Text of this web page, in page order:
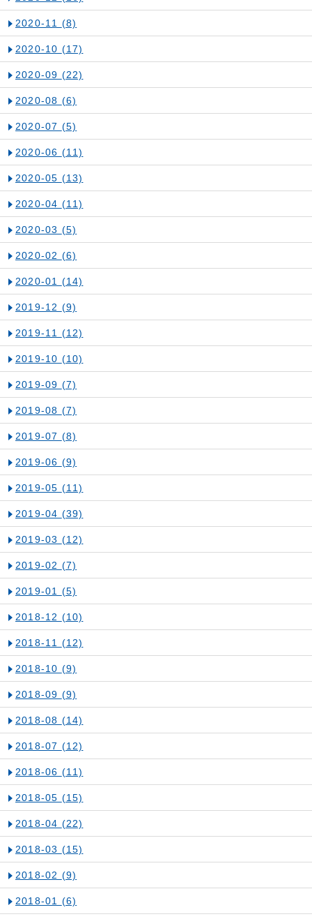
2020-11 (8)
2020-10 (17)
2020-09 (22)
2020-08 (6)
2020-07 (5)
2020-06 (11)
2020-05 (13)
2020-04 (11)
2020-03 (5)
2020-02 (6)
2020-01 (14)
2019-12 (9)
2019-11 (12)
2019-10 (10)
2019-09 (7)
2019-08 (7)
2019-07 (8)
2019-06 (9)
2019-05 (11)
2019-04 (39)
2019-03 (12)
2019-02 (7)
2019-01 (5)
2018-12 (10)
2018-11 (12)
2018-10 (9)
2018-09 (9)
2018-08 (14)
2018-07 (12)
2018-06 (11)
2018-05 (15)
2018-04 (22)
2018-03 (15)
2018-02 (9)
2018-01 (6)